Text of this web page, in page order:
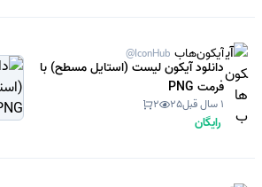
آیکون‌هاب @IconHub
دانلود آیکون لیست (استایل مسطح) با
فرمت PNG
1 سال قبل 25
2
رایگان